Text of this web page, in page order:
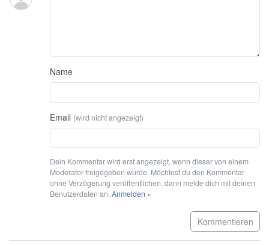
Name
Email (wird nicht angezeigt)
Dein Kommentar wird erst angezeigt, wenn dieser von einem
Moderator freigegeben wurde. Möchtest du den Kommentar
ohne Verzögerung veröffentlichen, dann melde dich mit deinen
Benutzerdaten an. Anmelden »
Kommentieren